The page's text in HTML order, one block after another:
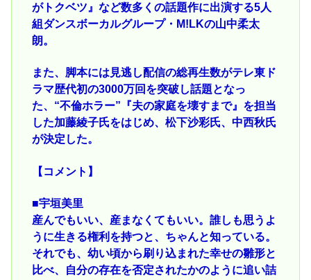
がトクベツ』など数多くの話題作に出演する5人
組ダンスボーカルグループ・M!LKの山中柔太
朗。
また、脚本には見逃し配信の総再生数がテレ東ド
ラマ歴代初の3000万回を突破し話題となっ
た、“不倫ホラー”『夫の家庭を壊すまで』を担当
した加藤綾子氏をはじめ、松下沙彩氏、中西秋氏
が決定した。
【コメント】
■宇垣美里
産んでもいい、産まなくてもいい。誰しも思うよ
うに生きる権利を持つと、ちゃんと知っている。
それでも、幼い頃から刷り込まれた幸せの雛形と
比べ、自分の存在を否定されたかのように追い詰